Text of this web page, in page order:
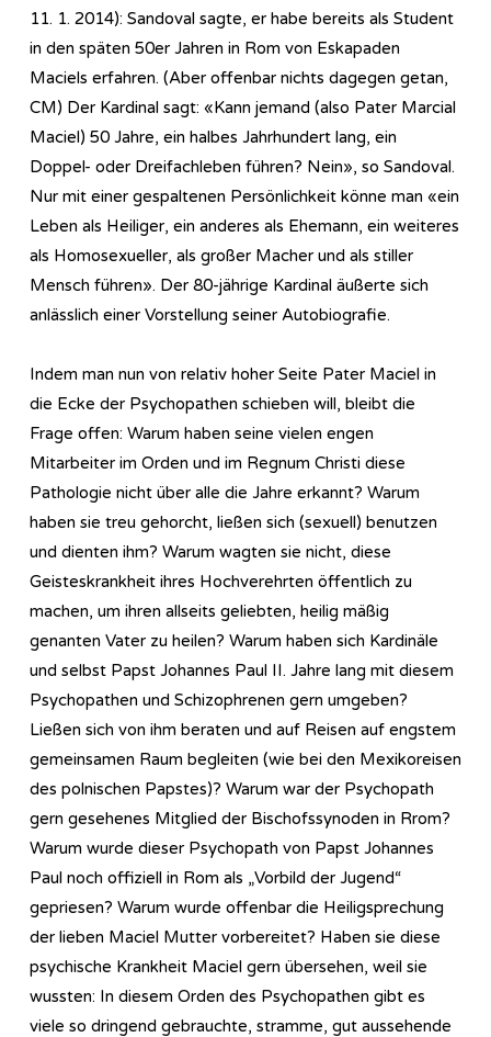
11. 1. 2014): Sandoval sagte, er habe bereits als Student
in den späten 50er Jahren in Rom von Eskapaden
Maciels erfahren. (Aber offenbar nichts dagegen getan,
CM) Der Kardinal sagt: «Kann jemand (also Pater Marcial
Maciel) 50 Jahre, ein halbes Jahrhundert lang, ein
Doppel- oder Dreifachleben führen? Nein», so Sandoval.
Nur mit einer gespaltenen Persönlichkeit könne man «ein
Leben als Heiliger, ein anderes als Ehemann, ein weiteres
als Homosexueller, als großer Macher und als stiller
Mensch führen». Der 80-jährige Kardinal äußerte sich
anlässlich einer Vorstellung seiner Autobiografie.
Indem man nun von relativ hoher Seite Pater Maciel in
die Ecke der Psychopathen schieben will, bleibt die
Frage offen: Warum haben seine vielen engen
Mitarbeiter im Orden und im Regnum Christi diese
Pathologie nicht über alle die Jahre erkannt? Warum
haben sie treu gehorcht, ließen sich (sexuell) benutzen
und dienten ihm? Warum wagten sie nicht, diese
Geisteskrankheit ihres Hochverehrten öffentlich zu
machen, um ihren allseits geliebten, heilig mäßig
genanten Vater zu heilen? Warum haben sich Kardinäle
und selbst Papst Johannes Paul II. Jahre lang mit diesem
Psychopathen und Schizophrenen gern umgeben?
Ließen sich von ihm beraten und auf Reisen auf engstem
gemeinsamen Raum begleiten (wie bei den Mexikoreisen
des polnischen Papstes)? Warum war der Psychopath
gern gesehenes Mitglied der Bischofssynoden in Rrom?
Warum wurde dieser Psychopath von Papst Johannes
Paul noch offiziell in Rom als „Vorbild der Jugend“
gepriesen? Warum wurde offenbar die Heiligsprechung
der lieben Maciel Mutter vorbereitet? Haben sie diese
psychische Krankheit Maciel gern übersehen, weil sie
wussten: In diesem Orden des Psychopathen gibt es
viele so dringend gebrauchte, stramme, gut aussehende